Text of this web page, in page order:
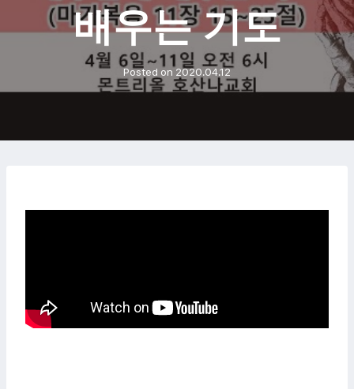
배우는 기도
Posted on 2020.04.12